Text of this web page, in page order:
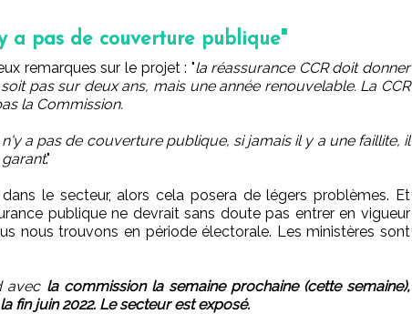
a pas de couverture publique"
remarques sur le projet : "la réassurance CCR doit donner
pas sur deux ans, mais une année renouvelable. La CCR
la Commission.
a pas de couverture publique, si jamais il y a une faillite, il
."
le secteur, alors cela posera de légers problèmes. Et
publique ne devrait sans doute pas entrer en vigueur
nous trouvons en période électorale. Les ministères sont
avec la commission la semaine prochaine (cette semaine),
fin juin 2022. Le secteur est exposé.